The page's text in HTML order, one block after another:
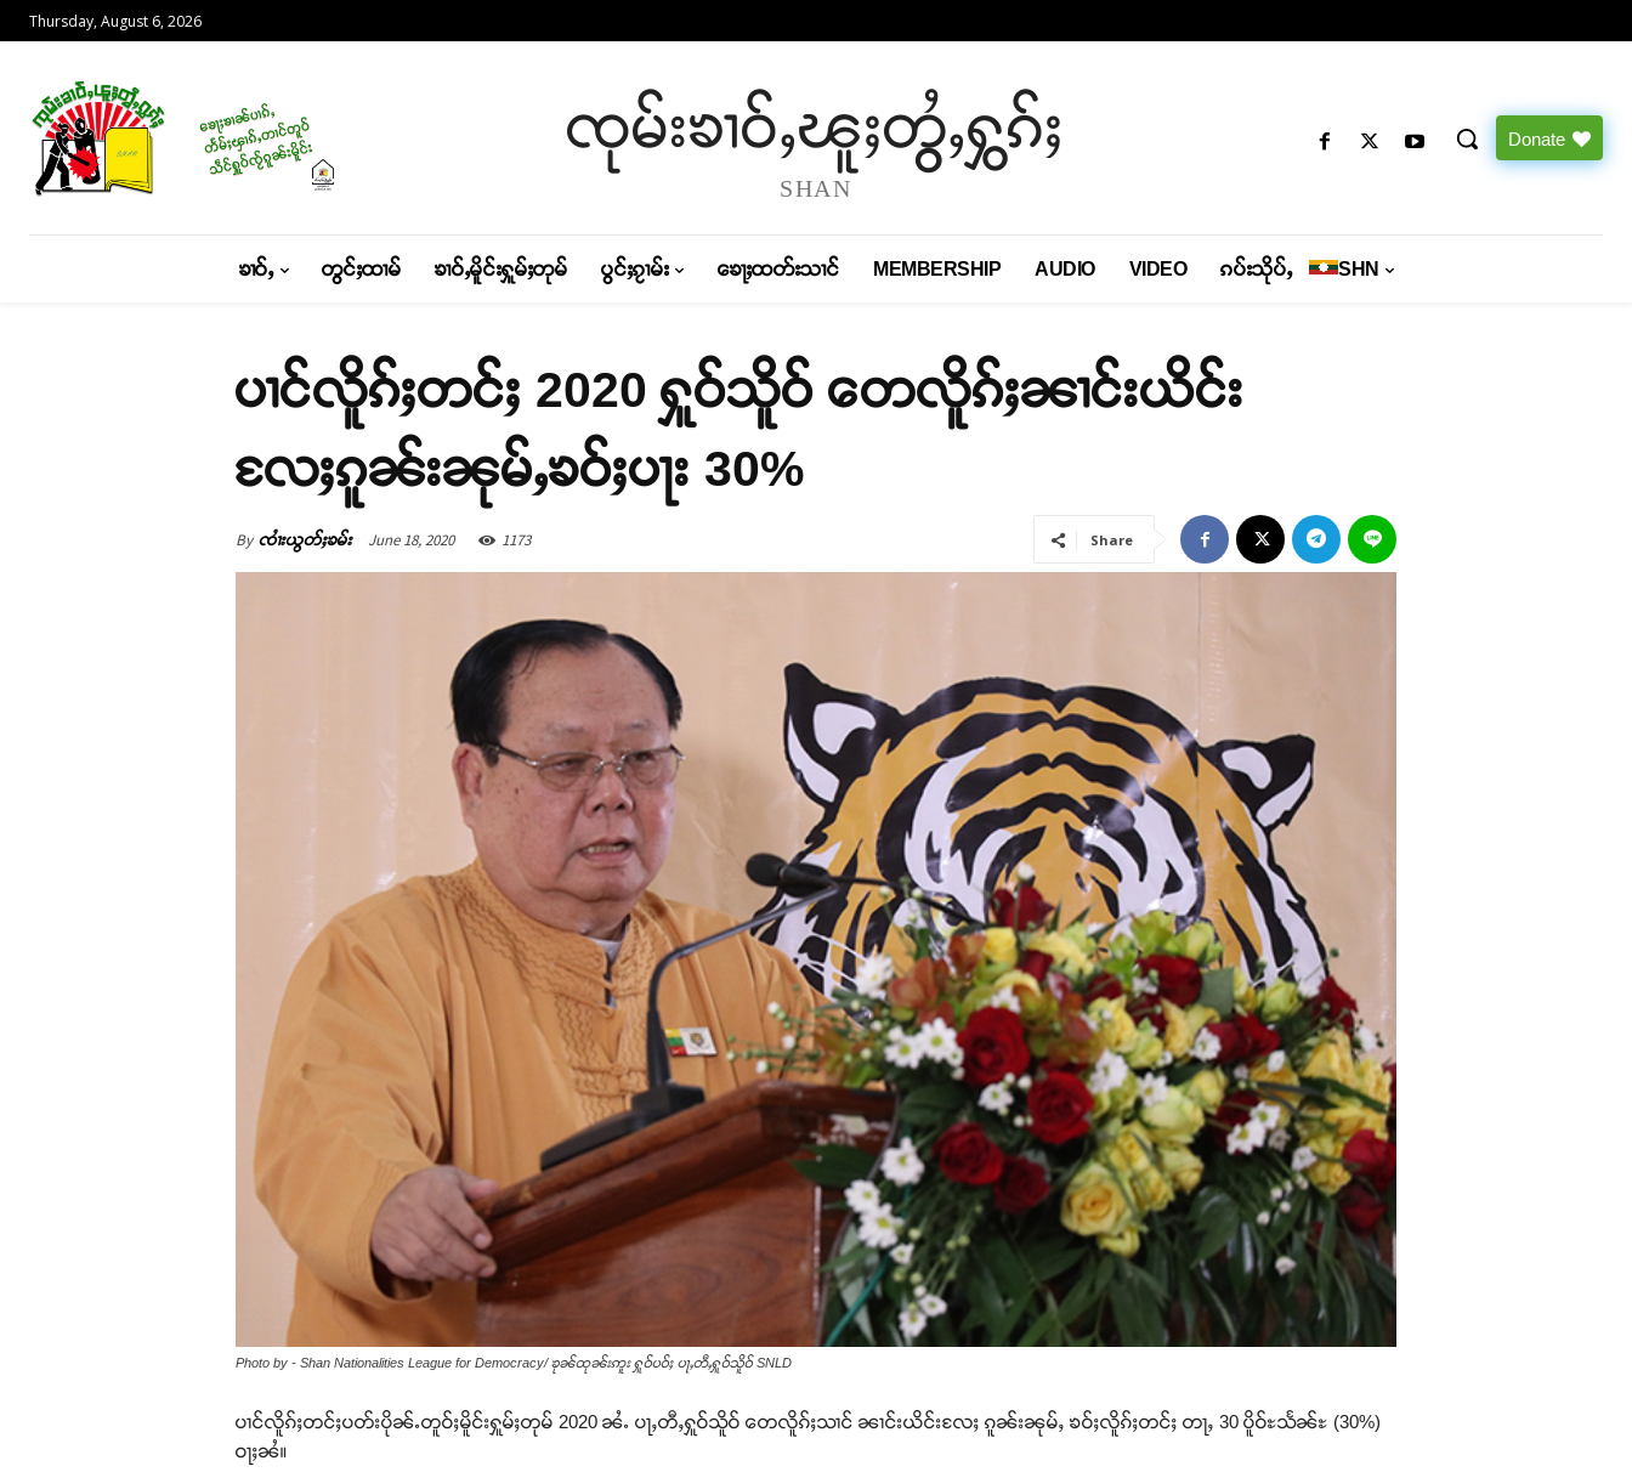
Thursday, August 6, 2026
ၸုမ်းၶၢဝ်ႇၽူႈတွႆႇႁွၵ်ႈ
SHAN
Donate
ၶၢဝ်ႇ တွင်ႈထၢမ် ၶၢဝ်ႇမိူင်းႁူမ်ႈတုမ် ပွင်ႈၵႂၢမ်း ၶေႃႈထတ်းသၢင် MEMBERSHIP AUDIO VIDEO ၵပ်းသိုပ်ႇ SHN
ပၢင်လိူၵ်ႈတင်ႈ 2020 ႁူဝ်သိူဝ် တေလိူၵ်ႈၼၢင်းယိင်း
လႄႈၵူၼ်းၼုမ်ႇၶဝ်ႈပႃး 30%
By ၸၢႆးယွတ်ႈၶမ်း June 18, 2020 1173 Share
Photo by - Shan Nationalities League for Democracy/ ၶုၼ်ထုၼ်းဢူး ႁူဝ်ပဝ်ႈ ပႃႇတီႇႁူဝ်သိူဝ် SNLD
ပၢင်လိူၵ်ႈတင်ႈပတ်းပိုၼ်ႉတူဝ်ႈမိူင်းႁူမ်ႈတုမ် 2020 ၼႆႉ ပႃႇတီႇႁူဝ်သိူဝ် တေလိူၵ်ႈသၢင် ၼၢင်းယိင်းလႄႈ ၵူၼ်းၼုမ်ႇ ၶဝ်ႈလိူၵ်ႈတင်ႈ တႃႇ 30 ပိူဝ်ႊသႅၼ်ႊ (30%)
ဝႃႈၼႆ။